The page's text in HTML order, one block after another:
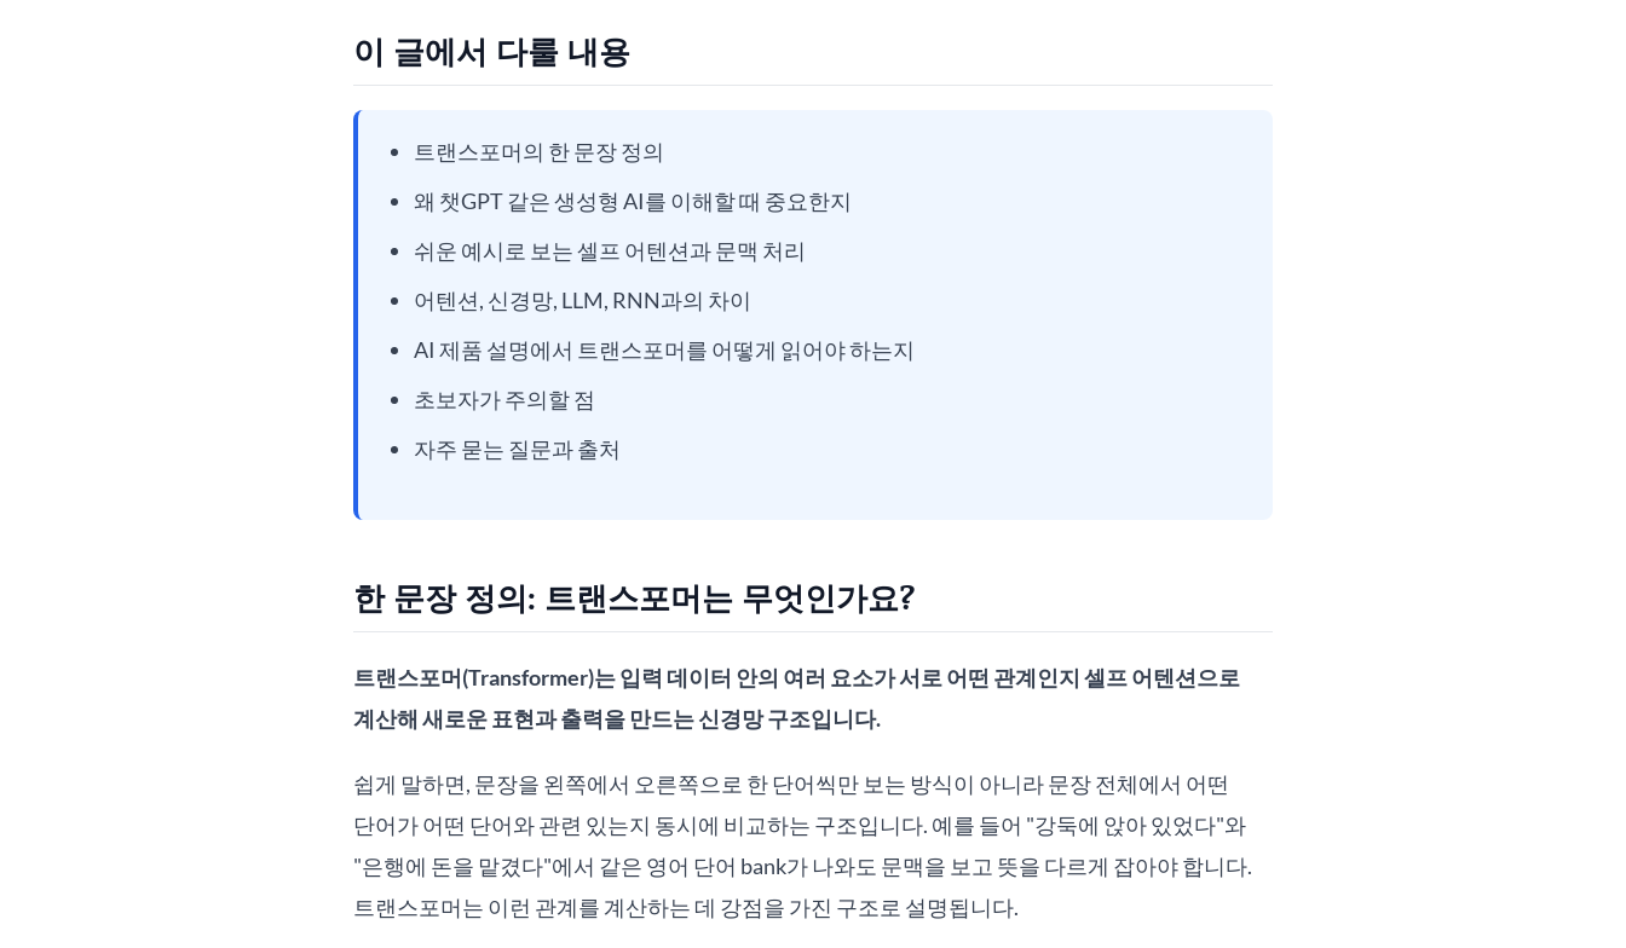
이 글에서 다룰 내용
트랜스포머의 한 문장 정의
왜 챗GPT 같은 생성형 AI를 이해할 때 중요한지
쉬운 예시로 보는 셀프 어텐션과 문맥 처리
어텐션, 신경망, LLM, RNN과의 차이
AI 제품 설명에서 트랜스포머를 어떻게 읽어야 하는지
초보자가 주의할 점
자주 묻는 질문과 출처
한 문장 정의: 트랜스포머는 무엇인가요?
트랜스포머(Transformer)는 입력 데이터 안의 여러 요소가 서로 어떤 관계인지 셀프 어텐션으로
계산해 새로운 표현과 출력을 만드는 신경망 구조입니다.
쉽게 말하면, 문장을 왼쪽에서 오른쪽으로 한 단어씩만 보는 방식이 아니라 문장 전체에서 어떤
단어가 어떤 단어와 관련 있는지 동시에 비교하는 구조입니다. 예를 들어 "강둑에 앉아 있었다"와
"은행에 돈을 맡겼다"에서 같은 영어 단어 bank가 나와도 문맥을 보고 뜻을 다르게 잡아야 합니다.
트랜스포머는 이런 관계를 계산하는 데 강점을 가진 구조로 설명됩니다.